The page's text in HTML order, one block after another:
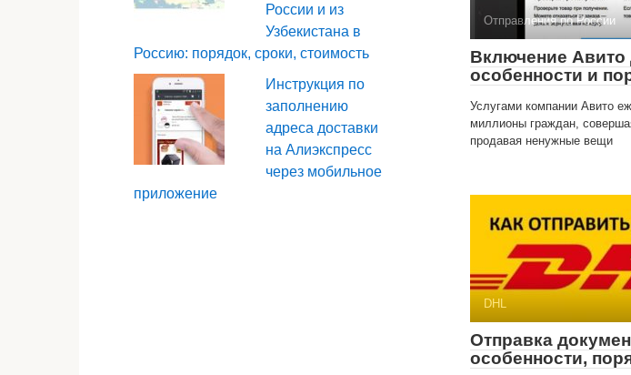
Отправления по России
Включение Авито
особенности и
Услугами компании Авито
миллионы граждан,
продавая ненужные вещи
DHL
Отправка
особенности,
России и из
Узбекистана в
Россию: порядок, сроки, стоимость
Инструкция по
заполнению
адреса доставки
на Алиэкспресс
через мобильное
приложение